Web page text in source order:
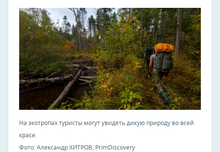
На экотропах туристы могут увидеть дикую природу во всей
красе.
Фото: Александр ХИТРОВ, PrimDiscovery